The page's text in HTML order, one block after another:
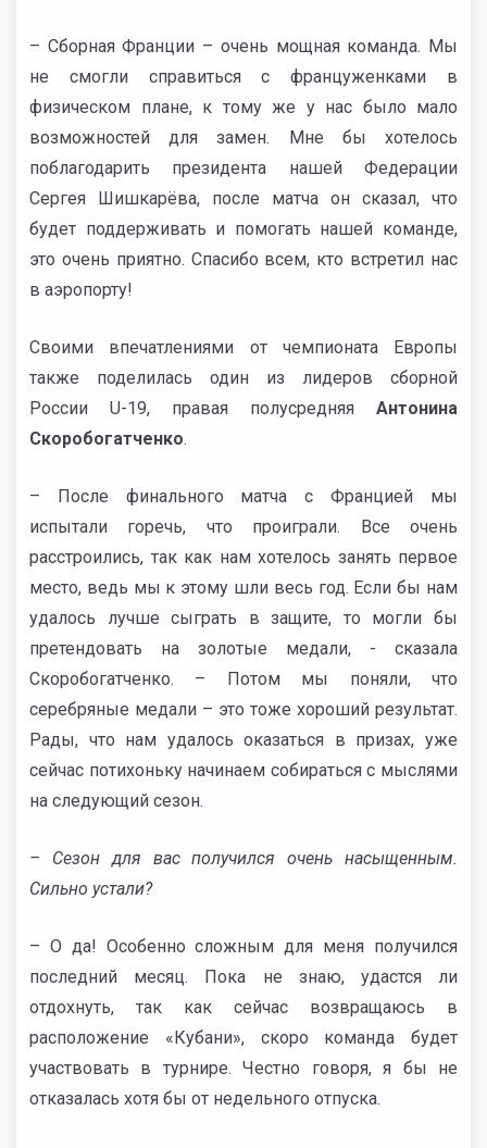
– Сборная Франции – очень мощная команда. Мы
не смогли справиться с француженками в
физическом плане, к тому же у нас было мало
возможностей для замен. Мне бы хотелось
поблагодарить президента нашей Федерации
Сергея Шишкарёва, после матча он сказал, что
будет поддерживать и помогать нашей команде,
это очень приятно. Спасибо всем, кто встретил нас
в аэропорту!
Своими впечатлениями от чемпионата Европы
также поделилась один из лидеров сборной
России U-19, правая полусредняя Антонина
Скоробогатченко.
– После финального матча с Францией мы
испытали горечь, что проиграли. Все очень
расстроились, так как нам хотелось занять первое
место, ведь мы к этому шли весь год. Если бы нам
удалось лучше сыграть в защите, то могли бы
претендовать на золотые медали, - сказала
Скоробогатченко. – Потом мы поняли, что
серебряные медали – это тоже хороший результат.
Рады, что нам удалось оказаться в призах, уже
сейчас потихоньку начинаем собираться с мыслями
на следующий сезон.
– Сезон для вас получился очень насыщенным.
Сильно устали?
– О да! Особенно сложным для меня получился
последний месяц. Пока не знаю, удастся ли
отдохнуть, так как сейчас возвращаюсь в
расположение «Кубани», скоро команда будет
участвовать в турнире. Честно говоря, я бы не
отказалась хотя бы от недельного отпуска.